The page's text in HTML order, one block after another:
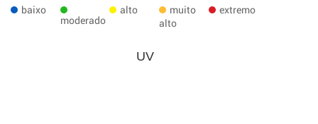
baixo
moderado
alto
muito
alto
extremo
UV